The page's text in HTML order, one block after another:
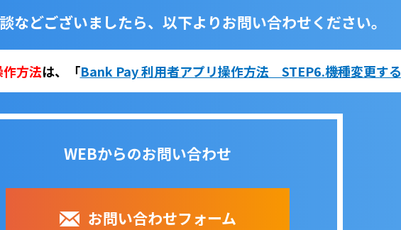
などございましたら、 以下よりお問い合わせください。
方法は、 「Bank Pay 利用者アプリ操作方法 STEP6.機種変更する
WEBからのお問い合わせ
お問い合わせフォーム